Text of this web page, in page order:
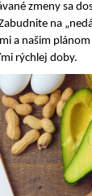
zmeny sa
na
a našim
rýchlej doby.